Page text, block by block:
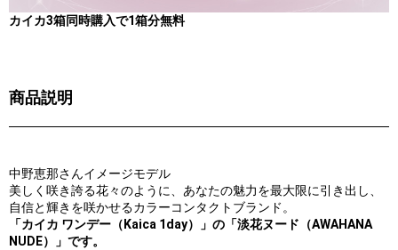
カイカ3箱同時購入で1箱分無料
商品説明
中野恵那さんイメージモデル
美しく咲き誇る花々のように、あなたの魅力を最大限に引き出し、
自信と輝きを咲かせるカラーコンタクトブランド。
「カイカ ワンデー（Kaica 1day）」の「淡花ヌード（AWAHANA
NUDE）」です。